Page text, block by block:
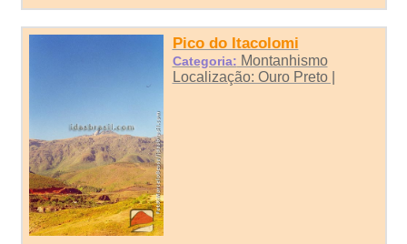
Pico do Itacolomi
Categoria: Montanhismo
Localização: Ouro Preto |